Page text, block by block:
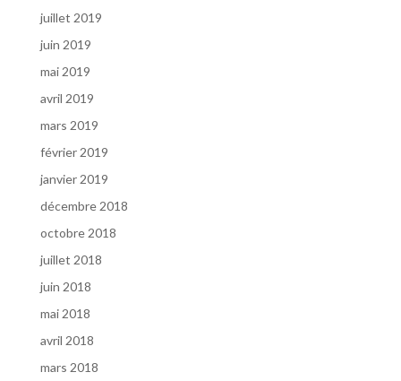
juillet 2019
juin 2019
mai 2019
avril 2019
mars 2019
février 2019
janvier 2019
décembre 2018
octobre 2018
juillet 2018
juin 2018
mai 2018
avril 2018
mars 2018